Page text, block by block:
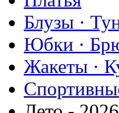
Блузы ·
Юбки ·
Жакеты ·